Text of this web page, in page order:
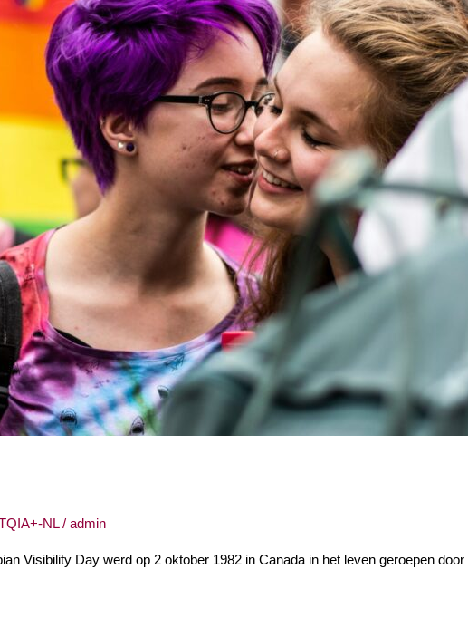
NL/ admin
Visibility Day werd op 2 oktober 1982 in Canada in het leven geroepen